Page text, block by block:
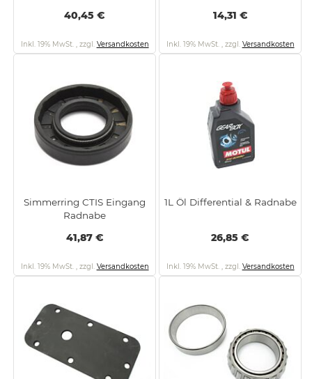
40,45 €
Inkl. 19% MwSt. , zzgl. Versandkosten
14,31 €
Inkl. 19% MwSt. , zzgl. Versandkosten
Simmerring CTIS Eingang
Radnabe
41,87 €
Inkl. 19% MwSt. , zzgl. Versandkosten
1L Öl Differential & Radnabe
26,85 €
Inkl. 19% MwSt. , zzgl. Versandkosten